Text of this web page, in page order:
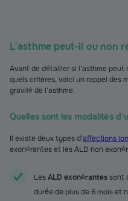
L’asthme peut-il ou non
Avant de détailler si l’asthme peut
quels critères, voici un rappel des
gravité de l’asthme.
Quelles sont les modalités
Il existe deux types d’affections
exonérantes et les ALD non
LesALD exonérantessont
durée de plus de 6 mois